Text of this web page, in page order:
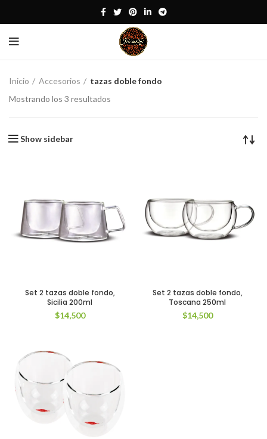
Inicio Accesorios
tazas doble fondo
Mostrando los 3 resultados
Show sidebar
Set 2 tazas doble fondo,
Sicilia 200ml
$14,500
Set 2 tazas doble fondo,
Toscana 250ml
$14,500